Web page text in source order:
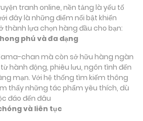
tranh online, nền tảng là yếu tố
đây là những điểm nổi bật khiến
lựa chọn hàng đầu cho bạn:
phú và đa dạng
chan mà còn sở hữu hàng ngàn
hành động, phiêu lưu, ngôn tình đến
mạn. Với hệ thống tìm kiếm thông
thấy những tác phẩm yêu thích, dù
đáo đến đâu
và liên tục